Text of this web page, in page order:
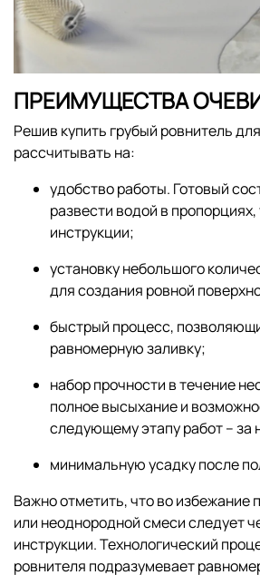
ПРЕИМУЩЕСТВА
Решив купить грубый ровнитель
рассчитывать на:
удобство работы. Готовый
развести водой в пропорциях,
инструкции;
установку небольшого
для создания ровной
быстрый процесс,
равномерную заливку;
набор прочности в течение
полное высыхание и
следующему этапу работ – за
минимальную усадку после
Важно отметить, что во избежание
или неоднородной смеси следует
инструкции. Технологический
ровнителя подразумевает